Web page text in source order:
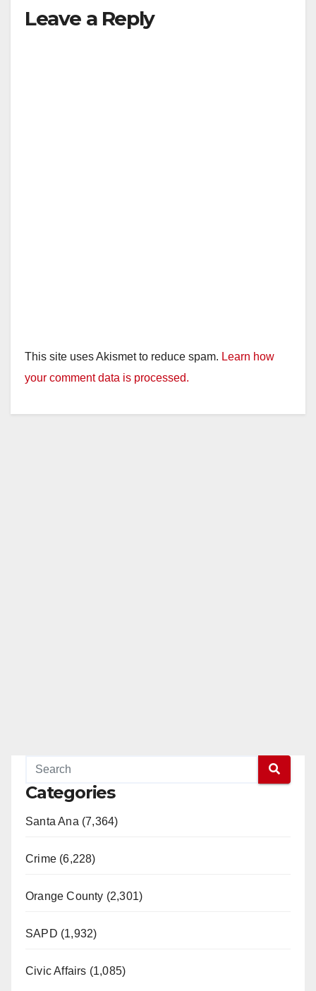
Leave a Reply
This site uses Akismet to reduce spam. Learn how
your comment data is processed.
Categories
Santa Ana (7,364)
Crime (6,228)
Orange County (2,301)
SAPD (1,932)
Civic Affairs (1,085)